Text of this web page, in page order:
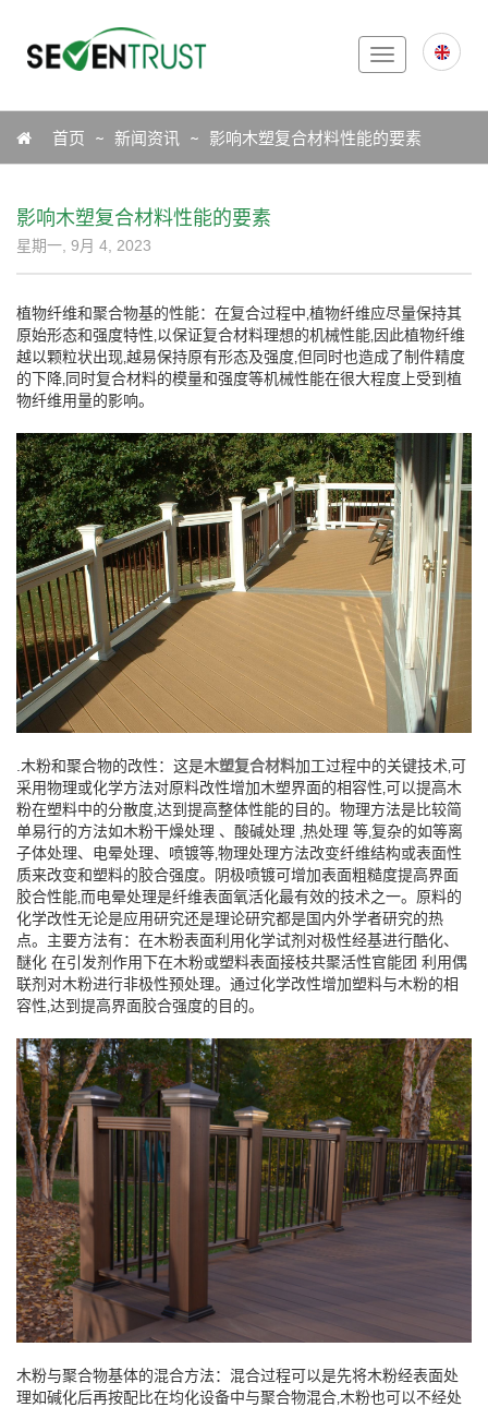
Toggle
navigation
Icon首页 新闻资讯 影响木塑复合材料性能的要素
影响木塑复合材料性能的要素
星期一, 9月 4, 2023
植物纤维和聚合物基的性能：在复合过程中‚植物纤维应尽量保持其
原始形态和强度特性‚以保证复合材料理想的机械性能‚因此植物纤维
越以颗粒状出现‚越易保持原有形态及强度‚但同时也造成了制件精度
的下降‚同时复合材料的模量和强度等机械性能在很大程度上受到植
物纤维用量的影响。
.木粉和聚合物的改性：这是木塑复合材料加工过程中的关键技术‚可
采用物理或化学方法对原料改性增加木塑界面的相容性‚可以提高木
粉在塑料中的分散度‚达到提高整体性能的目的。物理方法是比较简
单易行的方法如木粉干燥处理 、酸碱处理 ‚热处理 等‚复杂的如等离
子体处理、电晕处理、喷镀等‚物理处理方法改变纤维结构或表面性
质来改变和塑料的胶合强度。阴极喷镀可增加表面粗糙度提高界面
胶合性能‚而电晕处理是纤维表面氧活化最有效的技术之一。原料的
化学改性无论是应用研究还是理论研究都是国内外学者研究的热
点。主要方法有：在木粉表面利用化学试剂对极性经基进行酷化、
醚化 在引发剂作用下在木粉或塑料表面接枝共聚活性官能团 利用偶
联剂对木粉进行非极性预处理。通过化学改性增加塑料与木粉的相
容性‚达到提高界面胶合强度的目的。
木粉与聚合物基体的混合方法：混合过程可以是先将木粉经表面处
理如碱化后再按配比在均化设备中与聚合物混合‚木粉也可以不经处